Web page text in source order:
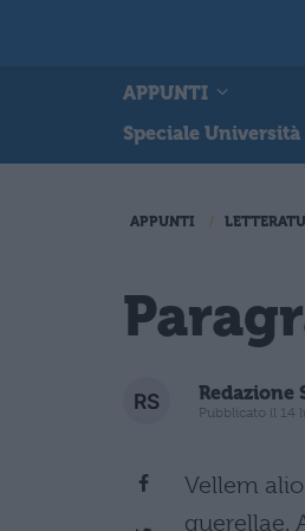
APPUNTI
Speciale
APPUNTI
Redazione
Pubblicato il 14
Vellem
querellae.